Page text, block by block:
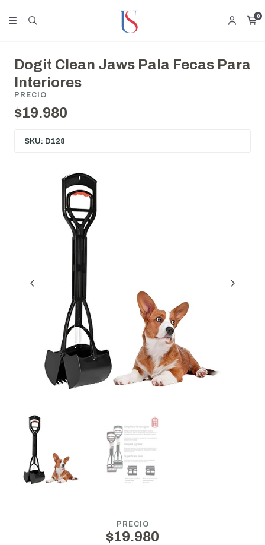
0
Dogit Clean Jaws Pala Fecas Para
Interiores
PRECIO
$19.980
SKU: D128
PRECIO
$19.980